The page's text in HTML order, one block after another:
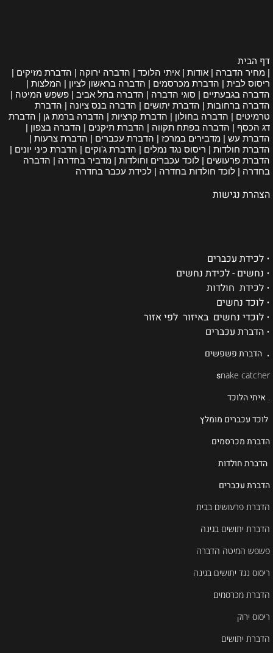
דף הבית
| מחיר הדברה | אודות | איתי הלוכד | הדברה ירוקה | הדברת מזיקים |
ריסוס לבית | הדברת מכרסמים | הדברה בראשון לציון | המלצות |
הדברה בגבעתיים | סוגי הדברה | הדברה בתל אביב | פשפש המיטה |
הדברה ברחובות | הדברת יתושים | הדברה בנס ציונה | הדברת
טרמיטים | הדברה בחולון | הדברת קרציות | הדברה ברמת גן | הדברת
דג הכסף | הדברה בפתח תקווה | הדברת תיקנים | הדברה בצפון |
הדברת עש | מדבירים במרכז | הדברת עכברים | הדברת צרעות |
הדברת חולדות | ריסוס נגד נמלים | הדברת ג'וקים | הדברת כיני יונים |
הדברת פרעושים | לוכד עכברים וחולדות | מדביר בחדרה | הדברה
בחדרה | לוכד חולדות בחדרה | לכידת עכבר בחדרה
הצהרת נגישות
• לכידת עכברים
• נחשים - לכידת נחשים
• לכידת חולדות
• לוכד נחשים
• לוכדי נחשים באיזור לפי אזור
• הדברת עכברים
. הדברת פשפשים
snake catcher
. איתי הלוכד
לוכד עכברים מומלץ
הדברת מכרסמים
הדברת חולדות
הדברת עכברים
הדברת פרעושים בבית
הדברת יתושים בגינה
פשפש המיטה הדברה
ריסוס נגד יתושים בגינה
הדברת מכרסמים
ריסוס ירוק
הדברת יתושים